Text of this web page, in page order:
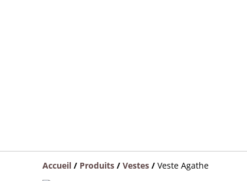
Accueil / Produits / Vestes / Veste Agathe